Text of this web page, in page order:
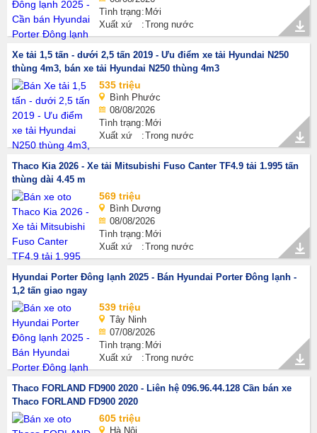
Tình trạng Mới
Xuất xứ
Trong nước
Xe tải 1,5 tấn - dưới 2,5 tấn 2019 - Ưu điểm xe tải Hyundai N250
thùng 4m3, bán xe tải Hyundai N250 thùng 4m3
535 triệu
Bình Phước
08/08/2026
Tình trạng Mới
Xuất xứ
Trong nước
Thaco Kia 2026 - Xe tải Mitsubishi Fuso Canter TF4.9 tải 1.995 tấn
thùng dài 4.45 m
569 triệu
Bình Dương
08/08/2026
Tình trạng Mới
Xuất xứ
Trong nước
Hyundai Porter Đông lạnh 2025 - Bán Hyundai Porter Đông lạnh -
1,2 tấn giao ngay
539 triệu
Tây Ninh
07/08/2026
Tình trạng Mới
Xuất xứ
Trong nước
Thaco FORLAND FD900 2020 - Liên hệ 096.96.44.128 Cần bán xe
Thaco FORLAND FD900 2020
605 triệu
Hà Nội